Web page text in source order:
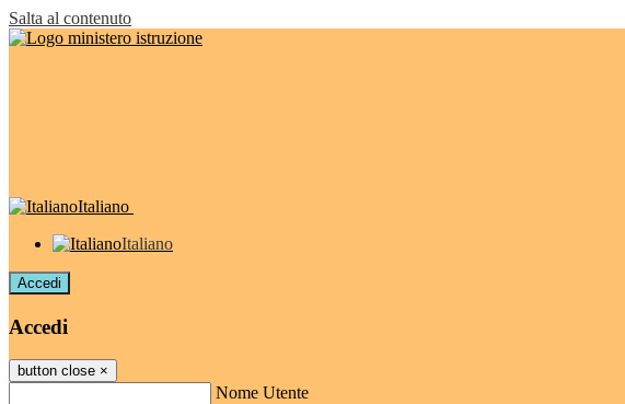
Salta al contenuto
Italiano
Italiano
Accedi
Accedi
button close ×
Nome Utente